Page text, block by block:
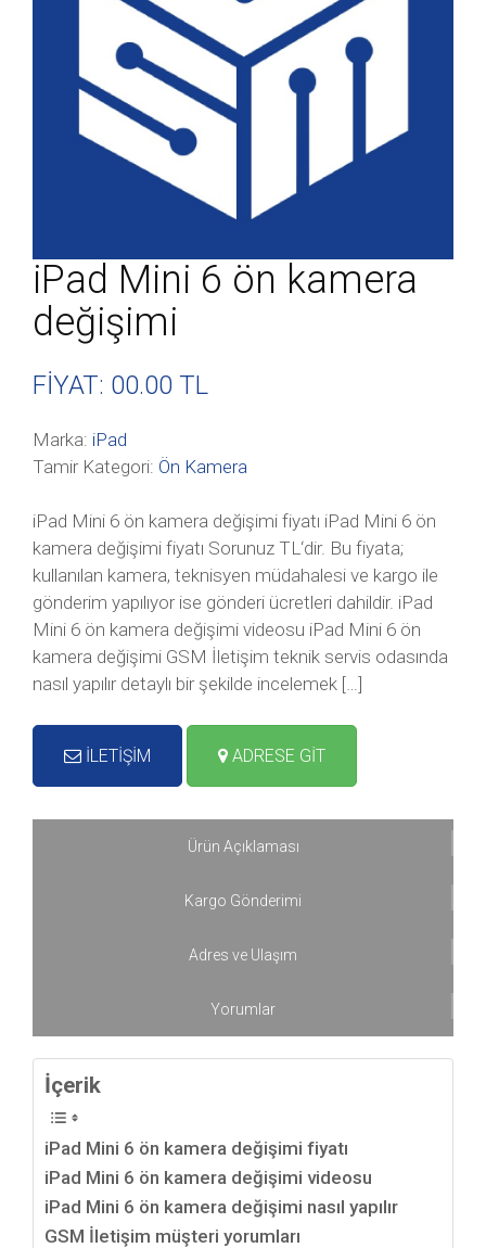
iPad Mini 6 ön kamera
değişimi
FİYAT: 00.00 TL
Marka: iPad
Tamir Kategori: Ön Kamera
iPad Mini 6 ön kamera değişimi fiyatı iPad Mini 6 ön
kamera değişimi fiyatı Sorunuz TL‘dir. Bu fiyata;
kullanılan kamera, teknisyen müdahalesi ve kargo ile
gönderim yapılıyor ise gönderi ücretleri dahildir. iPad
Mini 6 ön kamera değişimi videosu iPad Mini 6 ön
kamera değişimi GSM İletişim teknik servis odasında
nasıl yapılır detaylı bir şekilde incelemek […]
İLETİŞİM ADRESE GİT
Ürün Açıklaması
Kargo Gönderimi
Adres ve Ulaşım
Yorumlar
İçerik
iPad Mini 6 ön kamera değişimi fiyatı
iPad Mini 6 ön kamera değişimi videosu
iPad Mini 6 ön kamera değişimi nasıl yapılır
GSM İletişim müşteri yorumları